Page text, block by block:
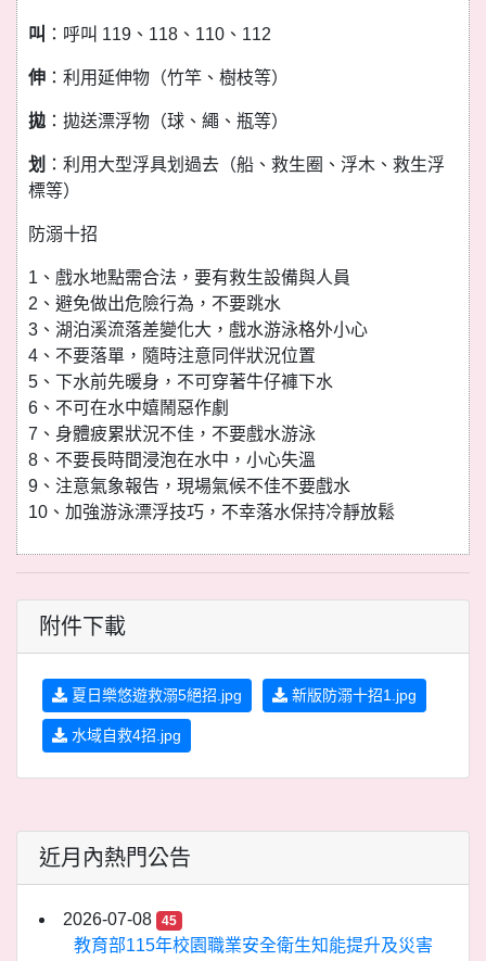
叫 ：呼叫 119、118、110、112
伸 ：利用延伸物（竹竿、樹枝等）
拋 ：拋送漂浮物（球、繩、瓶等）
划 ：利用大型浮具划過去（船、救生圈、浮木、救生浮
標等）
防溺十招
1、戲水地點需合法，要有救生設備與人員
2、避免做出危險行為，不要跳水
3、湖泊溪流落差變化大，戲水游泳格外小心
4、不要落單，隨時注意同伴狀況位置
5、下水前先暖身，不可穿著牛仔褲下水
6、不可在水中嬉鬧惡作劇
7、身體疲累狀況不佳，不要戲水游泳
8、不要長時間浸泡在水中，小心失溫
9、注意氣象報告，現場氣候不佳不要戲水
10、加強游泳漂浮技巧，不幸落水保持冷靜放鬆
附件下載
夏日樂悠遊救溺5絕招.jpg 新版防溺十招1.jpg
水域自救4招.jpg
近月內熱門公告
2026-07-08 45
教育部115年校園職業安全衛生知能提升及災害